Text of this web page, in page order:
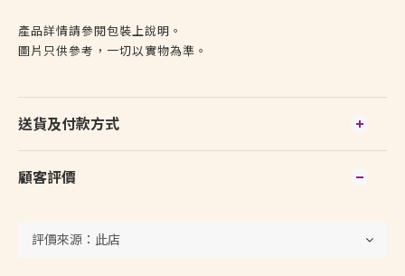
產品詳情請參閱包裝上說明。
圖片只供參考，一切以實物為準。
送貨及付款方式
顧客評價